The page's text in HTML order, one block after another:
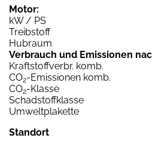
Motor:
kW / PS
Treibstoff
Hubraum
Verbrauch und Emissionen
Kraftstoffverbr. komb.
CO2-Emissionen komb.
CO2-Klasse
Schadstoffklasse
Umweltplakette
Standort